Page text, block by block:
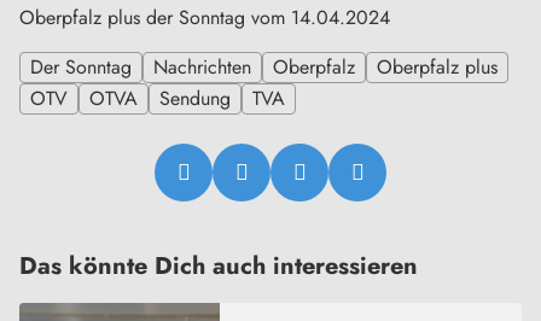
Oberpfalz plus der Sonntag vom 14.04.2024
Der Sonntag
Nachrichten Oberpfalz
Oberpfalz plus
OTV
OTVA Sendung TVA
Das könnte Dich auch interessieren